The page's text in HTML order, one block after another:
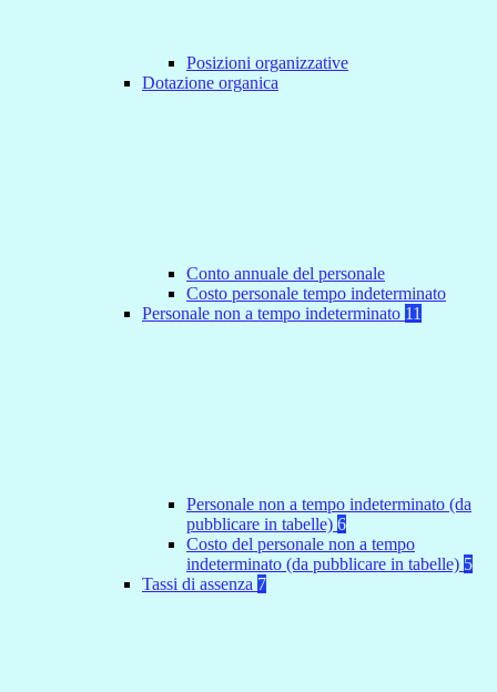
Posizioni organizzative
Dotazione organica
Conto annuale del personale
Costo personale tempo indeterminato
Personale non a tempo indeterminato 11
Personale non a tempo indeterminato (da
pubblicare in tabelle) 6
Costo del personale non a tempo
indeterminato (da pubblicare in tabelle) 5
Tassi di assenza 7